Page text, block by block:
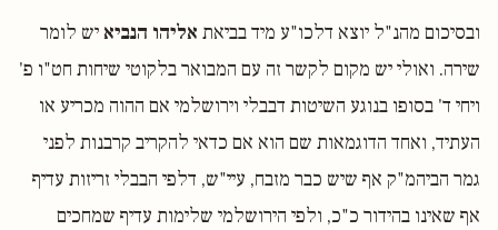
ובסיכום מהנ"ל יוצא דלכו"ע מיד בביאת אליהו הנביאיש לומר
שירה. ואולי יש מקום לקשר זה עם המבואר בלקוטי שיחות חט"ו פ'
ויחי ד' בסופו בנוגע השיטות דבבלי וירושלמי אם ההוה מכריע או
העתיד, ואחד הדוגמאות שם הוא אם כדאי להקריב קרבנות לפני
גמר הביהמ"ק אף שיש כבר מזבח, עיי"ש, דלפי הבבלי זריזות עדיף
אף שאינו בהידור כ"כ, ולפי הירושלמי שלימות עדיף שמחכים